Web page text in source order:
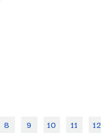
8 9 10 11 12